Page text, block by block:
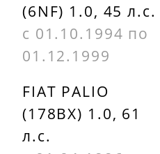
(6NF) 1.0, 45 л.с.
с 01.10.1994 по
01.12.1999
FIAT PALIO
(178BX) 1.0, 61
л.с.